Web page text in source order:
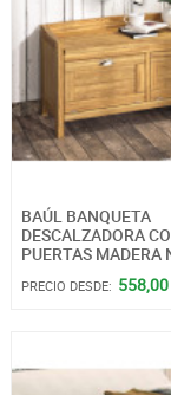
BAÚL BANQUETA
DESCALZADORA
PUERTAS MADERA
PRECIO DESDE: